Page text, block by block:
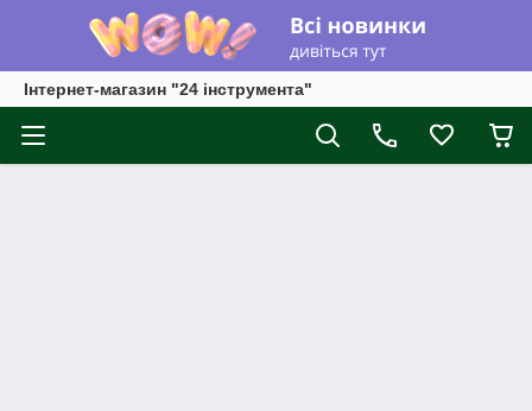
Інтернет-магазин "24 інструмента"